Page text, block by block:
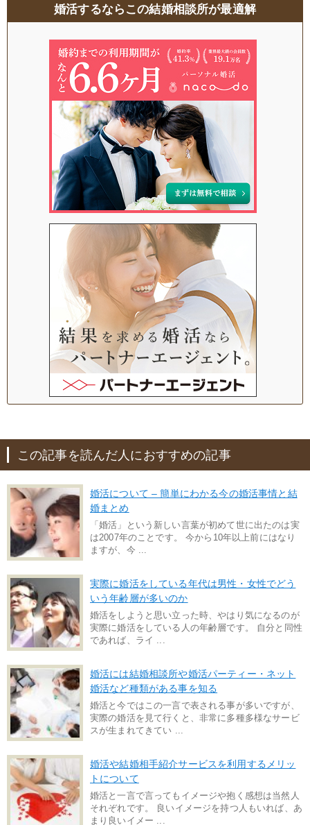
婚活するならこの結婚相談所が最適解
この記事を読んだ人におすすめの記事
婚活について – 簡単にわかる今の婚活事情と結
婚まとめ
「婚活」という新しい言葉が初めて世に出たのは実
は2007年のことです。 今から10年以上前にはなり
ますが、今 ...
実際に婚活をしている年代は男性・女性でどう
いう年齢層が多いのか
婚活をしようと思い立った時、やはり気になるのが
実際に婚活をしている人の年齢層です。 自分と同性
であれば、ライ ...
婚活には結婚相談所や婚活パーティー・ネット
婚活など種類がある事を知る
婚活と今ではこの一言で表される事が多いですが、
実際の婚活を見て行くと、非常に多種多様なサービ
スが生まれてきてい ...
婚活や結婚相手紹介サービスを利用するメリッ
トについて
婚活と一言で言ってもイメージや抱く感想は当然人
それぞれです。 良いイメージを持つ人もいれば、あ
まり良いイメー ...